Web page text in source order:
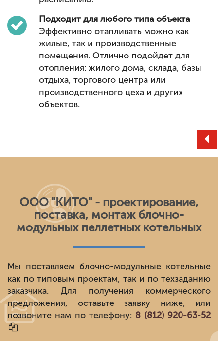
Подходит для любого типа объекта
Эффективно отапливать можно как
жилые, так и производственные
помещения. Отлично подойдет для
отопления: жилого дома, склада, базы
отдыха, торгового центра или
производственного цеха и других
объектов.
ООО "КИТО" - проектирование,
поставка, монтаж блочно-
модульных пеллетных котельных
Мы поставляем блочно-модульные котельные
как по типовым проектам, так и по техзаданию
заказчика. Для получения коммерческого
предложения, оставьте заявку ниже, или
позвоните нам по телефону: 8 (812)920-63-52